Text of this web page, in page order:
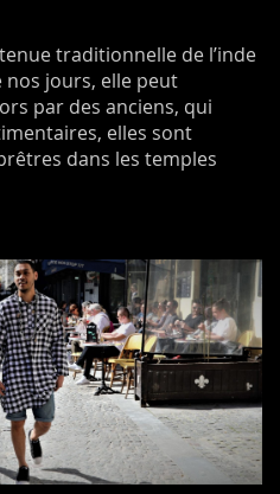
traditionnelle de l’inde
jours, elle peut
par des anciens, qui
elles sont
dans les temples